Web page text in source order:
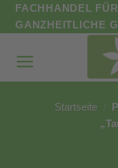
Zum
Inhalt
FACHHANDEL
GANZHEITLICHE
Startseite